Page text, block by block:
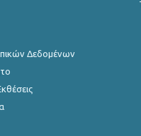
Δεδομένων